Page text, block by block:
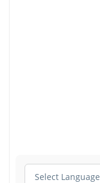
Select Language